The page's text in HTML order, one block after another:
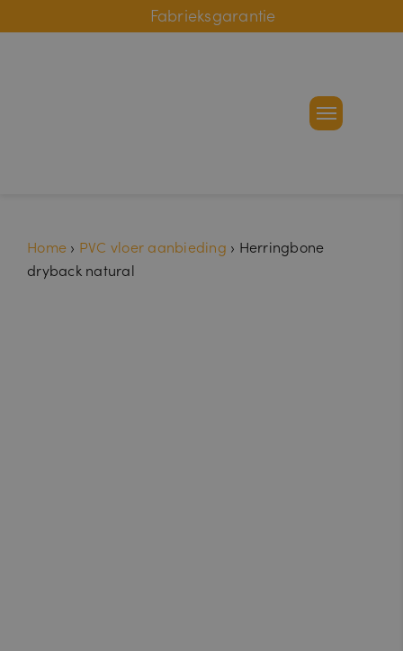
Online bestelhulp
Fabrieksgarantie
Home › PVC vloer aanbieding › Herringbone
dryback natural